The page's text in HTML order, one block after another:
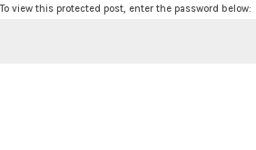
To view this protected post, enter the password below: